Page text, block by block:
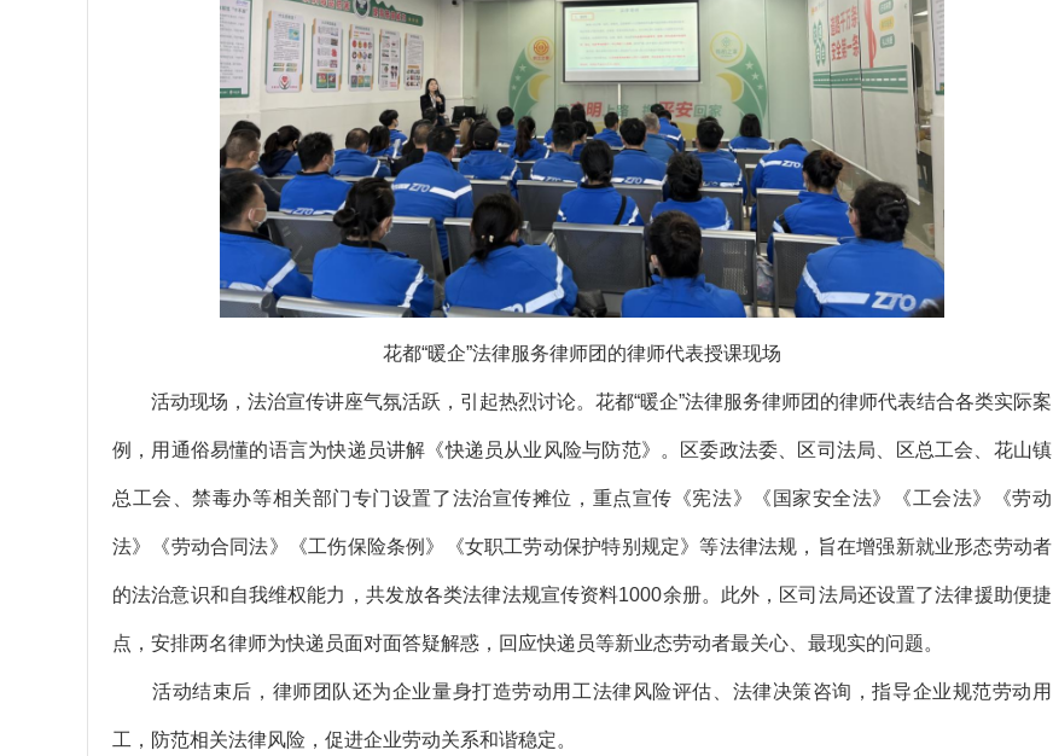
花都“暖企”法律服务律师团的律师代表授课现场
活动现场，法治宣传讲座气氛活跃，引起热烈讨论。花都“暖企”法律服务律师团的律师代表结合各类实际案
例，用通俗易懂的语言为快递员讲解《快递员从业风险与防范》。区委政法委、区司法局、区总工会、花山镇
总工会、禁毒办等相关部门专门设置了法治宣传摊位，重点宣传《宪法》《国家安全法》《工会法》《劳动
法》《劳动合同法》《工伤保险条例》《女职工劳动保护特别规定》等法律法规，旨在增强新就业形态劳动者
的法治意识和自我维权能力，共发放各类法律法规宣传资料1000余册。此外，区司法局还设置了法律援助便捷
点，安排两名律师为快递员面对面答疑解惑，回应快递员等新业态劳动者最关心、最现实的问题。
活动结束后，律师团队还为企业量身打造劳动用工法律风险评估、法律决策咨询，指导企业规范劳动用
工，防范相关法律风险，促进企业劳动关系和谐稳定。